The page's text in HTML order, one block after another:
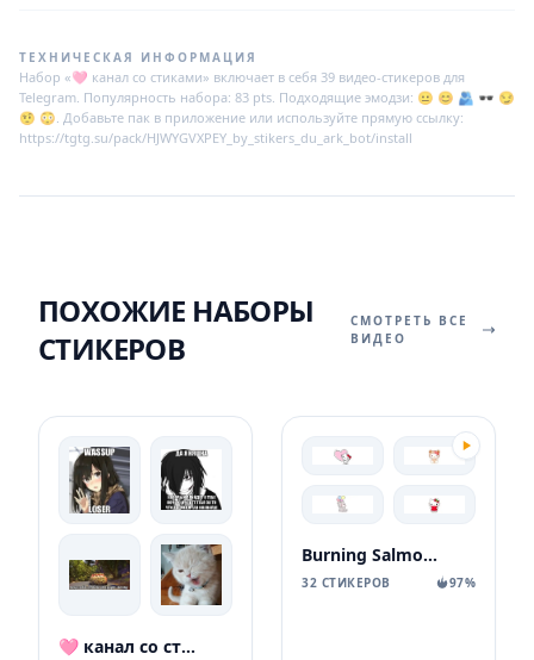
ТЕХНИЧЕСКАЯ ИНФОРМАЦИЯ
Набор «🩷 канал со стиками» включает в себя 39 видео-стикеров для
Telegram. Популярность набора: 83 pts. Подходящие эмодзи: 😐 😊 🫂 🕶️ 😏
🤨 😳. Добавьте пак в приложение или используйте прямую ссылку:
https://tgtg.su/pack/HJWYGVXPEY_by_stikers_du_ark_bot/install
ПОХОЖИЕ НАБОРЫ
СТИКЕРОВ
СМОТРЕТЬ ВСЕ
ВИДЕО
🩷 канал со стиками
Burning Salmon Deer
32 СТИКЕРОВ 97%